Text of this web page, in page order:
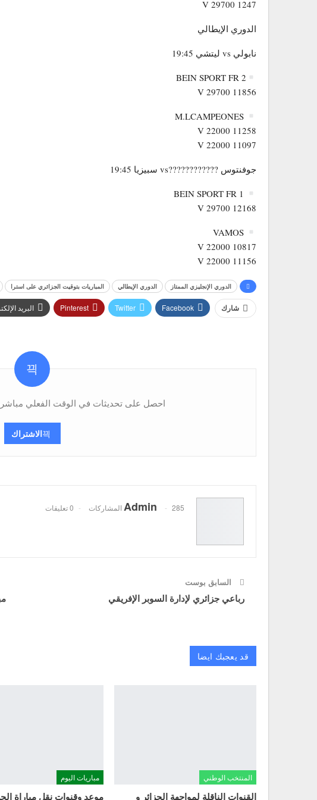
1247 V 29700
الدوري الإيطالي
نابولي vs ليتشي 19:45
BEIN SPORT FR 2
11856 V 29700
M.LCAMPEONES
11258 V 22000
11097 V 22000
جوفنتوس ????????????vs سبيزيا 19:45
12168 V 29700
VAMOS
10817 V 22000
11156 V 22000
الدوري الإنجليزي الممتاز الدوري الإيطالي المباريات بتوقيت الجزائري على استرا
شارك Facebook
Twitter
Pinterest البريد
احصل على تحديثات في الوقت الفعلي
الاشتراك
Admin 285 المشاركات 0 تعليقات
السابق بوست
رباعي جزائري لإدارة السوبر الإفريقي
قد يعجبك ايضا
المنتخب الوطني
القنوات الناقلة لمواجهة الجزائر و
مباريات اليوم
موعد وقنوات نقل مباراة